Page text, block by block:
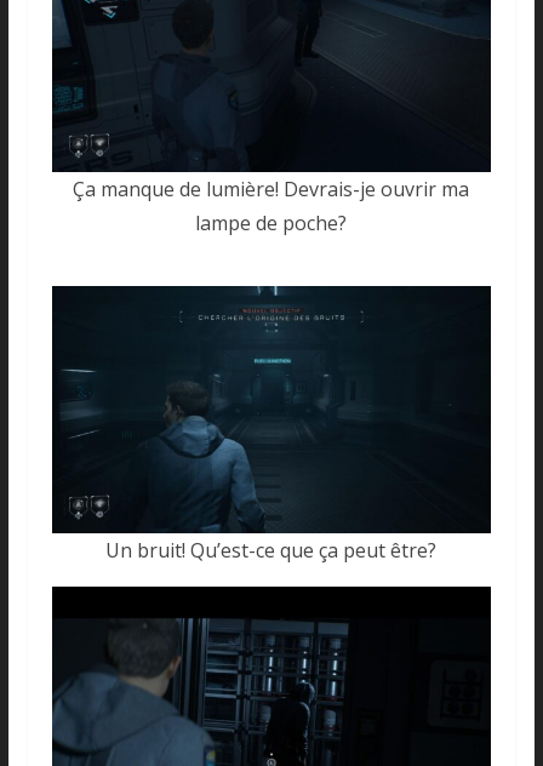
Ça manque de lumière! Devrais-je ouvrir ma
lampe de poche?
Un bruit! Qu’est-ce que ça peut être?